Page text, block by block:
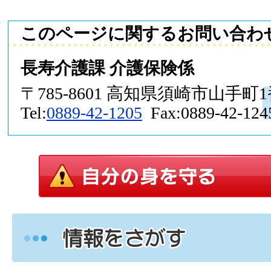
このページに関するお問い合わ
長寿介護課 介護保険係
〒785-8601 高知県須崎市山手町
Tel:0889-42-1205 Fax:0889-42-